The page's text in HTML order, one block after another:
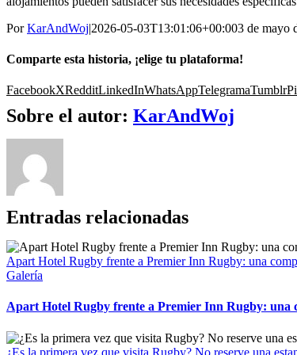
PorKarAndWoj|2026-05-03T13:01:06+00:003 de mayo
Comparte esta historia, ¡elige tu plataforma!
FacebookXRedditLinkedInWhatsAppTelegramaTumblr
Sobre el autor: KarAndWoj
Entradas relacionadas
Apart Hotel Rugby frente a Premier Inn Rugby: una
Galería
Apart Hotel Rugby frente a Premier Inn Rugby: una
¿Es la primera vez que visita Rugby? No reserve una